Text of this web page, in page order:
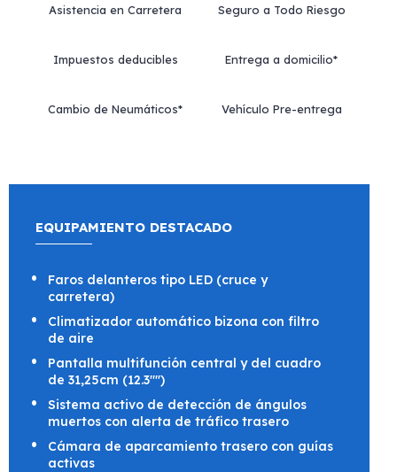
Asistencia en Carretera Seguro a Todo Riesgo
Impuestos deducibles Entrega a domicilio*
Cambio de Neumáticos* Vehículo Pre-entrega
EQUIPAMIENTO DESTACADO
Faros delanteros tipo LED (cruce y
carretera)
Climatizador automático bizona con filtro
de aire
Pantalla multifunción central y del cuadro
de 31,25cm (12.3"")
Sistema activo de detección de ángulos
muertos con alerta de tráfico trasero
Cámara de aparcamiento trasero con guías
activas